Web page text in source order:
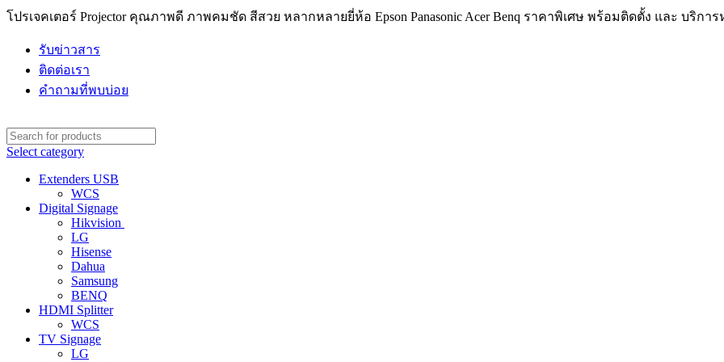
โปรเจคเตอร์ Projector คุณภาพดี ภาพคมชัด สีสวย หลากหลายยี่ห้อ Epson Panasonic Acer Benq ราคาพิเศษ พร้อมติดตั้ง และ บริกา
รับข่าวสาร
ติดต่อเรา
คำถามที่พบบ่อย
Select category
Extenders USB
WCS
Digital Signage
Hikvision
LG
Hisense
Dahua
Samsung
BENQ
HDMI Splitter
WCS
TV Signage
LG